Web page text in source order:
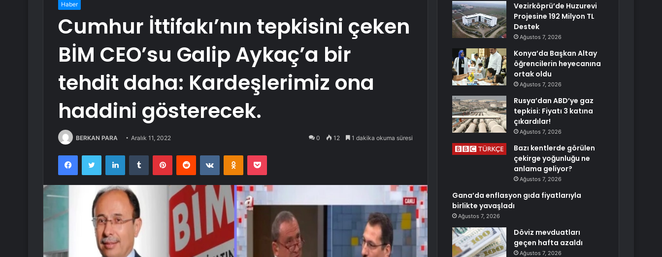
Haber
Cumhur İttifakı’nın tepkisini çeken
BİM CEO’su Galip Aykaç’a bir
tehdit daha: Kardeşlerimiz ona
haddini gösterecek.
BERKAN PARA Aralık 11, 2022 0 12 1 dakika okuma süresi
FacebookTwitter LinkedInTumblr PinterestReddit VKontakteOdnoklassniki
Pocket
Vezirköprü’de Huzurevi
Projesine 192 Milyon TL
Destek
Ağustos 7, 2026
Konya’da Başkan Altay
öğrencilerin heyecanına
ortak oldu
Ağustos 7, 2026
Rusya’dan ABD’ye gaz
tepkisi: Fiyatı 3 katına
çıkardılar!
Ağustos 7, 2026
Bazı kentlerde görülen
çekirge yoğunluğu ne
anlama geliyor?
Ağustos 7, 2026
Gana’da enflasyon gıda fiyatlarıyla
birlikte yavaşladı
Ağustos 7, 2026
Döviz mevduatları
geçen hafta azaldı
Ağustos 7, 2026